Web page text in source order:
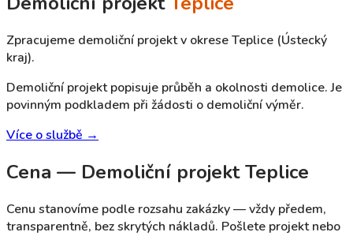
Zpracujeme demoliční projekt v okrese Teplice (Ústecký
kraj).
Demoliční projekt popisuje průběh a okolnosti demolice. Je
povinným podkladem při žádosti o demoliční výměr.
Více o službě →
Cena — Demoliční projekt Teplice
Cenu stanovíme podle rozsahu zakázky — vždy předem,
transparentně, bez skrytých nákladů. Pošlete projekt nebo